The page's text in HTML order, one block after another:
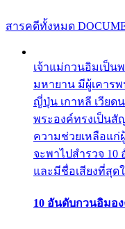
สารคดีทั้งหมด
เจ้าแม่กวนอิมเป็น
มหายาน มีผู้เคาร
ญี่ปุ่น เกาหลี เวียด
พระองค์ทรงเป็น
ความช่วยเหลือแก่
จะพาไปสำรวจ
และมีชื่อเสียงที่สุด
10 อันดับกวนอิมอ